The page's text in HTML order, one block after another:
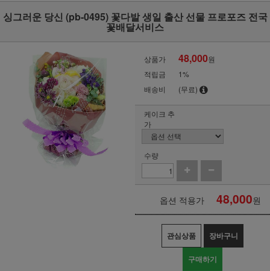
싱그러운 당신 (pb-0495) 꽃다발 생일 출산 선물 프로포즈 전국
꽃배달서비스
상품가 48,000원
적립금
1%
배송비
(무료)
케이크 추
가
수량
옵션 적용가 48,000원
관심상품 장바구니
구매하기